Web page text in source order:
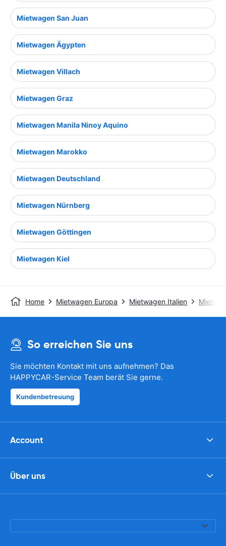
Mietwagen San Juan
Mietwagen Ägypten
Mietwagen Villach
Mietwagen Graz
Mietwagen Manila Ninoy Aquino
Mietwagen Marokko
Mietwagen Deutschland
Mietwagen Nürnberg
Mietwagen Göttingen
Mietwagen Kiel
Home Mietwagen Europa Mietwagen Italien
So erreichen Sie uns
Sie möchten Kontakt mit uns aufnehmen? Das
HAPPYCAR-Service Team berät Sie gerne.
Kundenbetreuung
Account
Über uns